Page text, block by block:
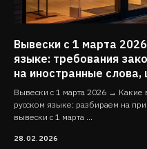
Вывески с 1 марта
языке: требования
на иностранные
Вывески с 1 марта 2026 → Какие
русском языке: разбираем на
вывески с 1 марта ...
28.02.2026